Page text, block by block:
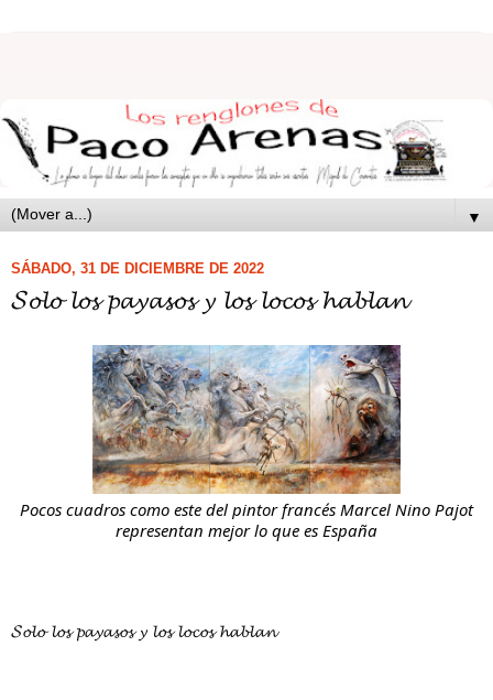
▼
SÁBADO, 31 DE DICIEMBRE DE 2022
𝓢𝓸𝓵𝓸 𝓵𝓸𝓼 𝓹𝓪𝔂𝓪𝓼𝓸𝓼 𝔂 𝓵𝓸𝓼 𝓵𝓸𝓬𝓸𝓼 𝓱𝓪𝓫𝓵𝓪𝓷
Pocos cuadros como este del pintor francés Marcel Nino Pajot
representan mejor lo que es España
𝓢𝓸𝓵𝓸 𝓵𝓸𝓼 𝓹𝓪𝔂𝓪𝓼𝓸𝓼 𝔂 𝓵𝓸𝓼 𝓵𝓸𝓬𝓸𝓼 𝓱𝓪𝓫𝓵𝓪𝓷